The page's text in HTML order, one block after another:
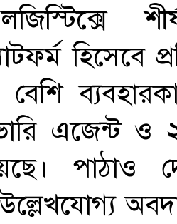
হিসেবে
বেশি
এজেন্ট ও
পাঠাও
উল্লেখযোগ্য